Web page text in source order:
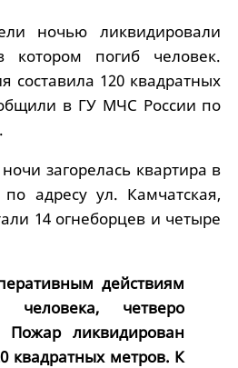
ночью ликвидировали
погиб человек.
составила 120 квадратных
в ГУ МЧС России по
загорелась квартира в
адресу ул. Камчатская,
14 огнеборцев и четыре
действиям
человека, четверо
Пожар ликвидирован
квадратных метров. К